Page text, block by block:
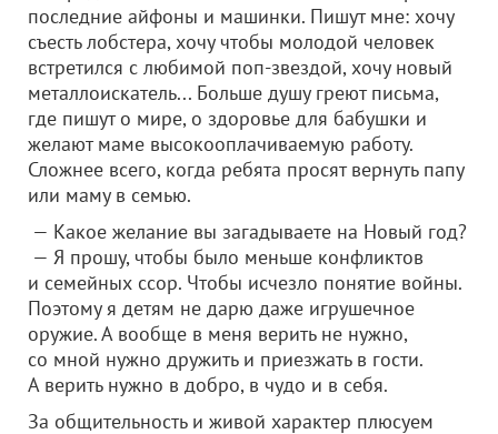
последние айфоны и машинки. Пишут мне: хочу
съесть лобстера, хочу чтобы молодой человек
встретился с любимой поп-звездой, хочу новый
металлоискатель... Больше душу греют письма,
где пишут о мире, о здоровье для бабушки и
желают маме высокооплачиваемую работу.
Сложнее всего, когда ребята просят вернуть папу
или маму в семью.
— Какое желание вы загадываете на Новый год?
— Я прошу, чтобы было меньше конфликтов
и семейных ссор. Чтобы исчезло понятие войны.
Поэтому я детям не дарю даже игрушечное
оружие. А вообще в меня верить не нужно,
со мной нужно дружить и приезжать в гости.
А верить нужно в добро, в чудо и в себя.
За общительность и живой характер плюсуем